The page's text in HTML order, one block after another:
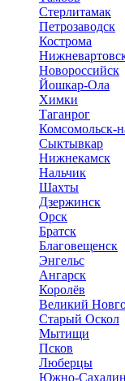
Стерлитамак
Петрозаводск
Кострома
Новороссийск
Йошкар-Ола
Химки
Таганрог
Комсомольск-
Сыктывкар
Нижнекамск
Нальчик
Шахты
Дзержинск
Орск
Братск
Благовещенск
Энгельс
Ангарск
Королёв
Великий
Старый Оскол
Мытищи
Псков
Люберцы
Южно-